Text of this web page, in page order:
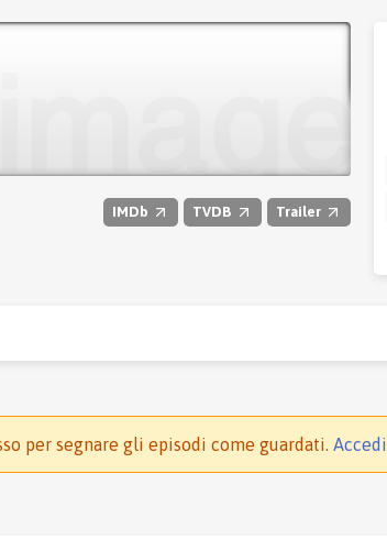
IMDb TVDB Trailer
per segnare gli episodi come guardati. Accedi